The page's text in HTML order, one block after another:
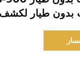
بدون طيار لكشف